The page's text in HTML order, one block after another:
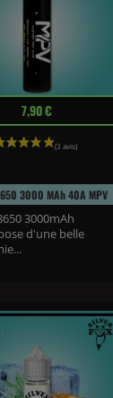
7,90 €
3000 MAh 40A MPV
3000mAh
d'une belle